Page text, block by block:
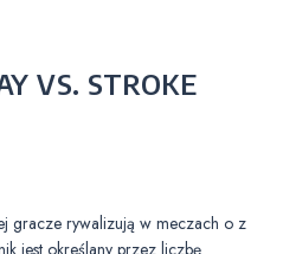
VS. STROKE
gracze rywalizują w meczach o z
jest określany przez liczbę